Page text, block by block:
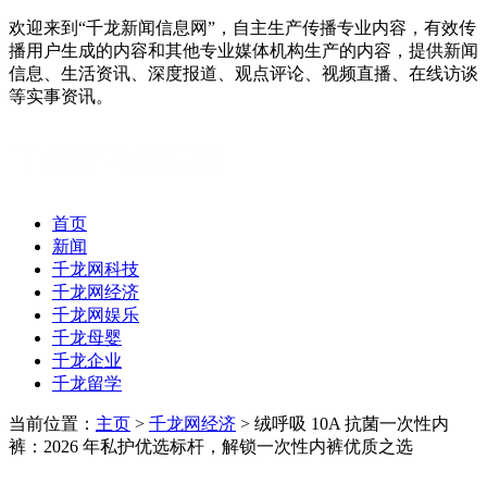
欢迎来到“千龙新闻信息网”，自主生产传播专业内容，有效传
播用户生成的内容和其他专业媒体机构生产的内容，提供新闻
信息、生活资讯、深度报道、观点评论、视频直播、在线访谈
等实事资讯。
首页
新闻
千龙网科技
千龙网经济
千龙网娱乐
千龙母婴
千龙企业
千龙留学
当前位置： 主页 > 千龙网经济 > 绒呼吸 10A 抗菌一次性内
裤：2026 年私护优选标杆，解锁一次性内裤优质之选